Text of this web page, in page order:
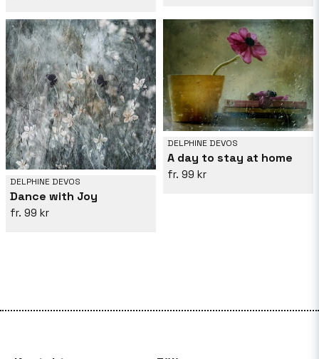
DELPHINE DEVOS
Dance with Joy
99 kr
DELPHINE DEVOS
A day to stay at home
99 kr